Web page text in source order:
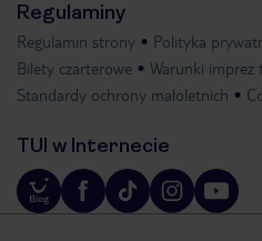
Regulaminy
Regulamin strony Polityka
Bilety czarterowe
Warunki imprez
Standardy ochrony małoletnich
TUI w Internecie